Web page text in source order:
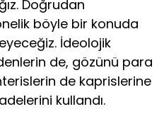
Doğrudan
böyle bir konuda
İdeolojik
de, gözünü para
de kaprislerine
kullandı.